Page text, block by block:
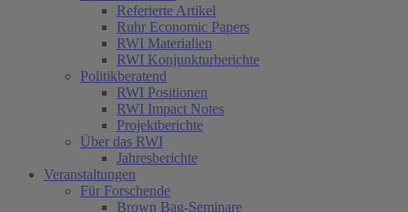
Referierte Artikel
Ruhr Economic Papers
RWI Materialien
RWI Konjunkturberichte
Politikberatend
RWI Positionen
RWI Impact Notes
Projektberichte
Über das RWI
Jahresberichte
Veranstaltungen
Für Forschende
Brown Bag-Seminare